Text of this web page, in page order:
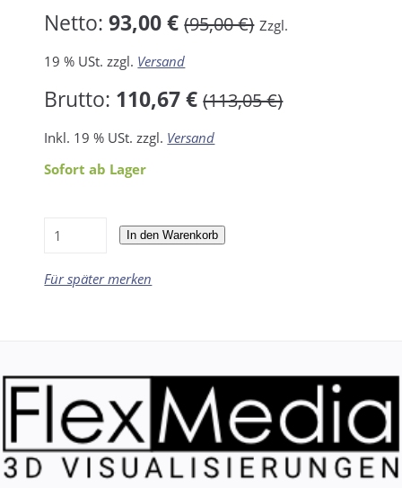
Netto:93,00 € (95,00 €) Zzgl.
19 % USt. zzgl. Versand
Brutto: 110,67 € (113,05 €)
Inkl. 19 % USt. zzgl. Versand
Sofort ab Lager
In den Warenkorb
Für später merken